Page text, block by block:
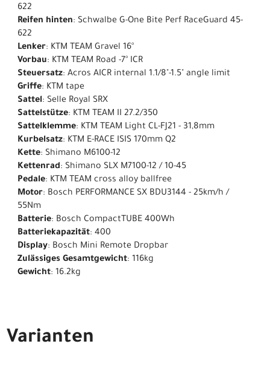
622
Reifen hinten: Schwalbe G-One Bite Perf RaceGuard 45-
622
Lenker: KTM TEAM Gravel 16°
Vorbau: KTM TEAM Road -7° ICR
Steuersatz: Acros AICR internal 1.1/8"-1.5" angle limit
Griffe: KTM tape
Sattel: Selle Royal SRX
Sattelstütze: KTM TEAM II 27.2/350
Sattelklemme: KTM TEAM Light CL-FJ21 - 31,8mm
Kurbelsatz: KTM E-RACE ISIS 170mm Q2
Kette: Shimano M6100-12
Kettenrad: Shimano SLX M7100-12 / 10-45
Pedale: KTM TEAM cross alloy ballfree
Motor: Bosch PERFORMANCE SX BDU3144 - 25km/h /
55Nm
Batterie: Bosch CompactTUBE 400Wh
Batteriekapazität: 400
Display: Bosch Mini Remote Dropbar
Zulässiges Gesamtgewicht: 116kg
Gewicht: 16.2kg
Varianten